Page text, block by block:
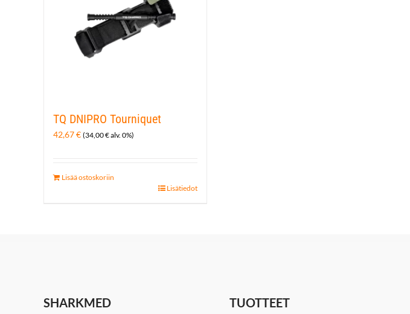
TQ DNIPRO Tourniquet
42,67€ (34,00€alv. 0%)
Lisää ostoskoriin
Lisätiedot
SHARKMED TUOTTEET